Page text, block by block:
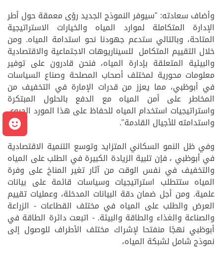
وأضاف سعادته: "سيوفر النموذج الجديد رؤى معمقة حول أطر
الإدارة المتكاملة لموارد المياه والخيارات الاستراتيجية
المتاحة، وبالتالي ستدعم جهودنا نحو استدامة المياه. ومن
خلال التقييم المتكامل للسيناريوهات الاجتماعية والاقتصادية
والبيئية المتعلقة بإدارة المياه، فنحن قادرون على توفير
معلومات محورية لمختلف أصحاب المصلحة وصناع السياسات
في أبوظبي، مما يعزز من قدرات الإمارة في التخفيف من
المخاطر على أمن المياه مع الدفع بالحلول المبتكرة
واستراتيجيات استخدام المياه للحفاظ على هذا المورد الحيوي
واستدامته للأجيال القادمة".
وفي ظل النمو السكاني المتزايد وتوسع التنمية الاقتصادية
في أبوظبي ، فإن تلبية الزيادة الكبيرة في الطلب على المياه
والتخفيف في نفس الوقت من آثار تغير المناخ على وفرة
المياه ستتطلب استراتيجيات وسياسات قائمة على بيانات
علمية. ومن أجل ضمان دقة البيانات المدخلة، وعمليات تقييم
العرض والطلب على المياه في مختلف القطاعات - الزراعة
والصناعة والغذاء والطاقة والبيئة. - اتبعت دائرة الطاقة في
أبوظبي نهجًا منفتحا لإشراك مختلف الأطراف للوصول إلى
نموذج شامل لشبكة المياه،